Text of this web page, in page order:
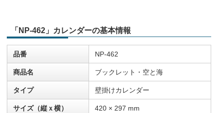
「NP-462」カレンダーの基本情報
品番 NP-462
商品名 ブックレット・空と海
タイプ 壁掛けカレンダー
サイズ（縦ｘ横） 420 × 297 mm